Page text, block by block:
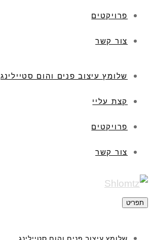
פרויקטים
צור קשר
שלומץ עיצוב פנים והום סטיילינג
קצת עליי
פרויקטים
צור קשר
תפריט